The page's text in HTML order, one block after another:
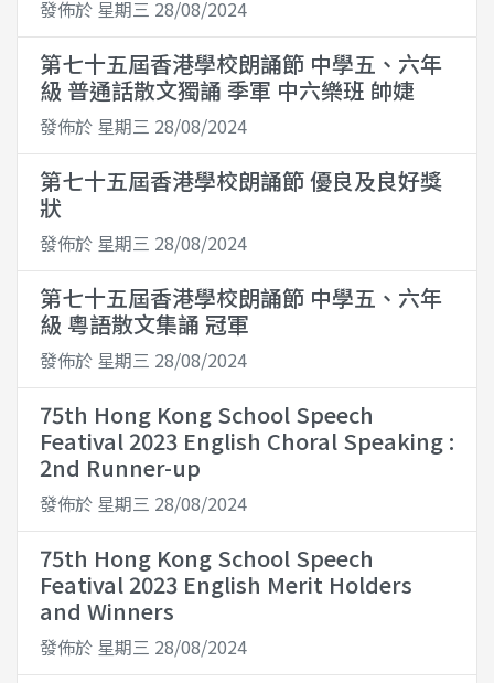
發佈於 星期三 28/08/2024
第七十五屆香港學校朗誦節 中學五、六年
級 普通話散文獨誦 季軍 中六樂班 帥婕
發佈於 星期三 28/08/2024
第七十五屆香港學校朗誦節 優良及良好獎
狀
發佈於 星期三 28/08/2024
第七十五屆香港學校朗誦節 中學五、六年
級 粵語散文集誦 冠軍
發佈於 星期三 28/08/2024
75th Hong Kong School Speech
Featival 2023 English Choral Speaking :
2nd Runner-up
發佈於 星期三 28/08/2024
75th Hong Kong School Speech
Featival 2023 English Merit Holders
and Winners
發佈於 星期三 28/08/2024